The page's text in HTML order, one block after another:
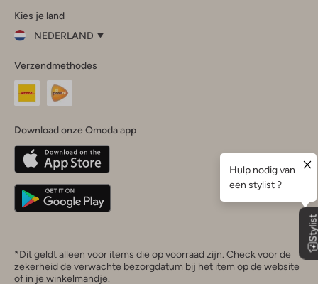
InstagramFacebook
Kies je land
NEDERLAND
je
land
Nederland
Belgique(Français)
Deutschland
Verzendmethodes
Download onze Omoda app
*Dit geldt alleen voor items die op voorraad zijn. Check voor de
zekerheid de verwachte bezorgdatum bij het item op de website
of in je winkelmandje.